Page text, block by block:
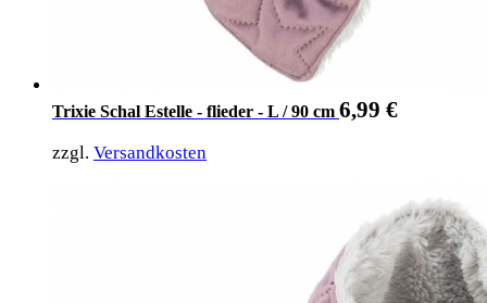
Trixie Schal Estelle - flieder - L / 90 cm 6,99 €
zzgl. Versandkosten